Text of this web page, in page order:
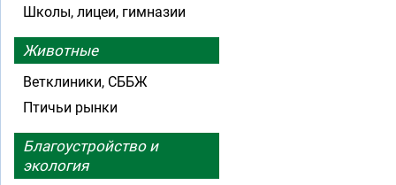
Школы, лицеи, гимназии
Животные
Ветклиники, СББЖ
Птичьи рынки
Благоустройство и
экология